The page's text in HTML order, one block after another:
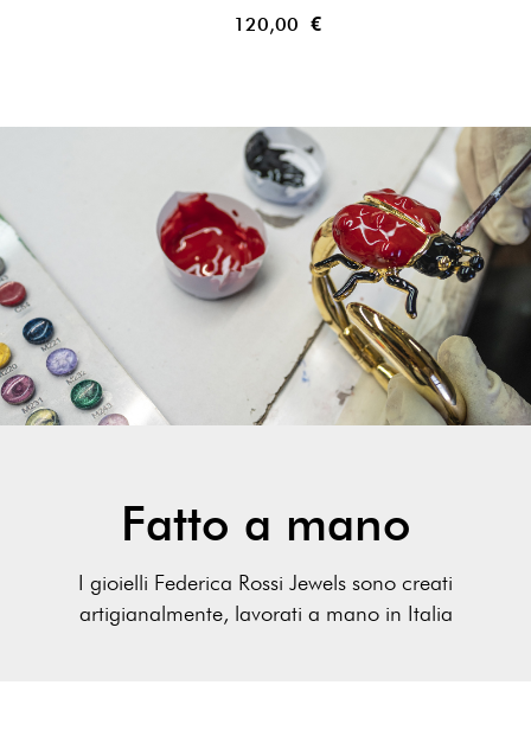
120,00 €
Fatto a mano
I gioielli Federica Rossi Jewels sono creati
artigianalmente, lavorati a mano in Italia